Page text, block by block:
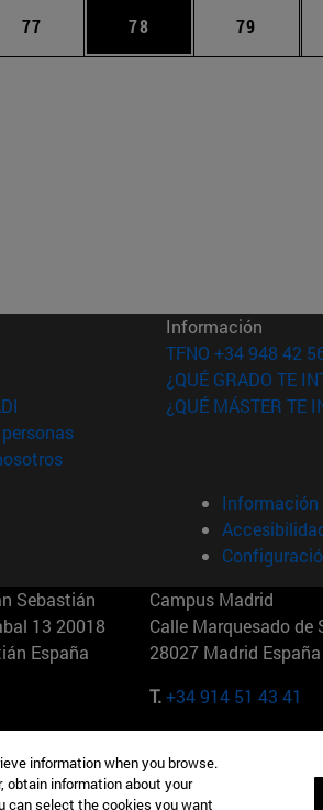
intermedias Use TAB para desplazarse.
Página
77 Página
78 Página
79
en nueva ventana)
en nueva ventana)
(abre en nueva ventana)
(abre en nueva ventana)
(abre en nueva ventana)
Información
TFNO +34 948 42
¿QUÉ GRADO TE
¿QUÉ MÁSTER TE
Información
Sebastián
13 20018
España
Campus Madrid
Calle Marquesado de
28027 Madrid España
T.+34 914 51 43 41
Nueva York Maria-Theresia-Straße
Múnich Alemania
information when you browse.
obtain information about your
can select the cookies you want